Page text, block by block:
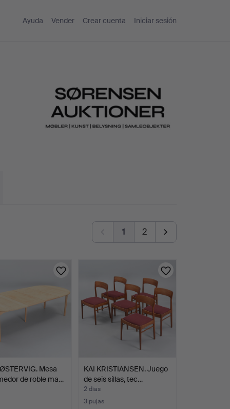
Ayuda Vender Crear cuenta Iniciar sesión
1 2
Mesa
de roble ma…
KAI KRISTIANSEN. Juego
de seis sillas, tec…
2 días
3 pujas